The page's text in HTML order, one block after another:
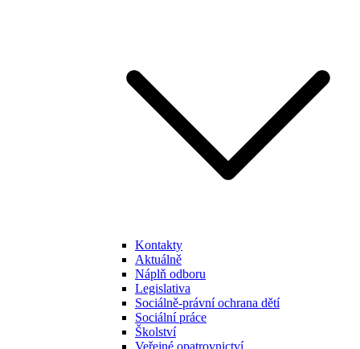
Kontakty
Aktuálně
Náplň odboru
Legislativa
Sociálně-právní ochrana dětí
Sociální práce
Školství